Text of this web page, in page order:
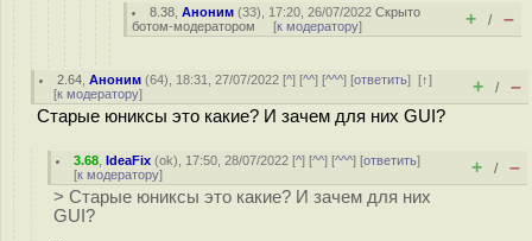
8.38 ,Аноним (33), 17:20, 26/07/2022Скрыто
ботом-модератором [к модератору] + / –
2.64 ,Аноним (64), 18:31, 27/07/2022 [^] [^^] [^^^] [ответить][↑]
[к модератору] + / –
Старые юниксы это какие? И зачем для них GUI?
3.68 ,IdeaFix (ok), 17:50, 28/07/2022 [^] [^^] [^^^] [ответить]
[к модератору] + / –
> Старые юниксы это какие? И зачем для них
GUI?